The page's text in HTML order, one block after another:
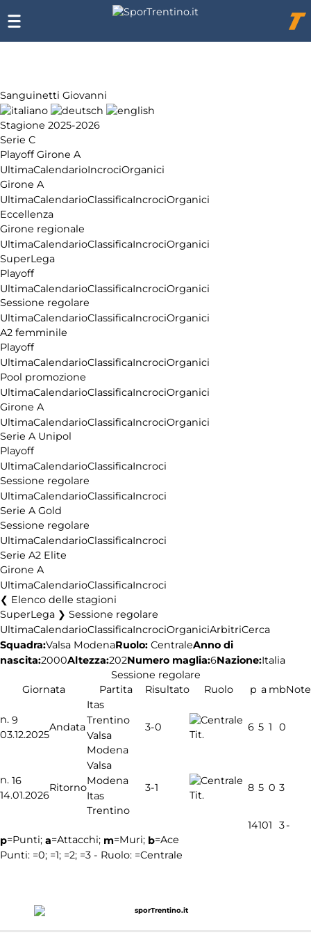
Sanguinetti Giovanni
Stagione 2025-2026
Serie C
Playoff Girone A
UltimaCalendarioIncrociOrganici
Girone A
UltimaCalendarioClassificaIncrociOrganici
Eccellenza
Girone regionale
UltimaCalendarioClassificaIncrociOrganici
SuperLega
Playoff
UltimaCalendarioClassificaIncrociOrganici
Sessione regolare
UltimaCalendarioClassificaIncrociOrganici
A2 femminile
Playoff
UltimaCalendarioClassificaIncrociOrganici
Pool promozione
UltimaCalendarioClassificaIncrociOrganici
Girone A
UltimaCalendarioClassificaIncrociOrganici
Serie A Unipol
Playoff
UltimaCalendarioClassificaIncroci
Sessione regolare
UltimaCalendarioClassificaIncroci
Serie A Gold
Sessione regolare
UltimaCalendarioClassificaIncroci
Serie A2 Elite
Girone A
UltimaCalendarioClassificaIncroci
Elenco delle stagioni
SuperLega ❯ Sessione regolare
UltimaCalendarioClassificaIncrociOrganiciArbitriCerca
Squadra:Valsa ModenaRuolo: CentraleAnno di
nascita:2000Altezza:202Numero maglia:6Nazione:Italia
Sessione regolare
Giornata
Partita Risultato Ruolo p a mbNote
n. 9
03.12.2025
Andata
Itas
Trentino
Valsa
Modena
3-0
Tit.
6 5 1 0
n. 16
14.01.2026
Ritorno
Valsa
Modena
Itas
Trentino
3-1
Tit.
8 5 0 3
14101 3-
p=Punti; a=Attacchi; m=Muri; b=Ace
Punti: =0; =1; =2; =3 - Ruolo: =Centrale
Chi
siamo
Affiliazione